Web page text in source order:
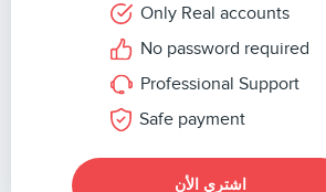
Only Real accounts
No password required
Professional Support
Safe payment
اشتري الأن